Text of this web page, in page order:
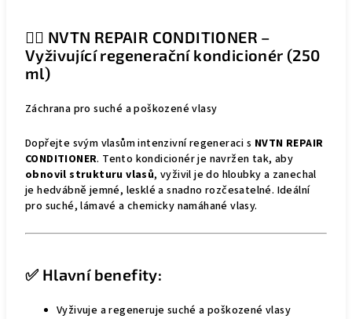
💆‍♀️ NVTN REPAIR CONDITIONER –
Vyživující regenerační kondicionér (250
ml)
Záchrana pro suché a poškozené vlasy
Dopřejte svým vlasům intenzivní regeneraci s NVTN REPAIR
CONDITIONER. Tento kondicionér je navržen tak, aby
obnovil strukturu vlasů, vyživil je do hloubky a zanechal
je hedvábně jemné, lesklé a snadno rozčesatelné. Ideální
pro suché, lámavé a chemicky namáhané vlasy.
✅ Hlavní benefity:
Vyživuje a regeneruje suché a poškozené vlasy